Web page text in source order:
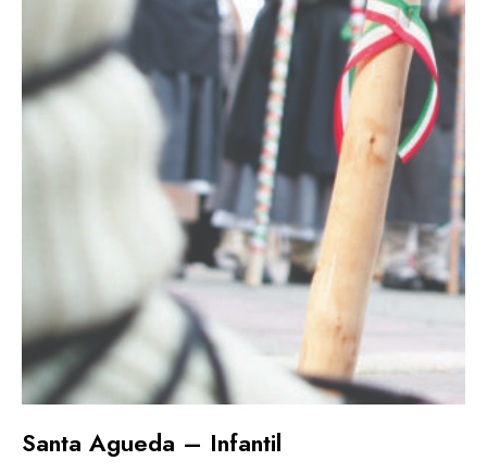
Santa Agueda – Infantil